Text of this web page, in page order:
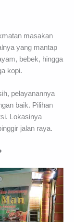
masakan
yang mantap
bebek, hingga
kopi.
pelayanannya
baik. Pilihan
Lokasinya
jalan raya.